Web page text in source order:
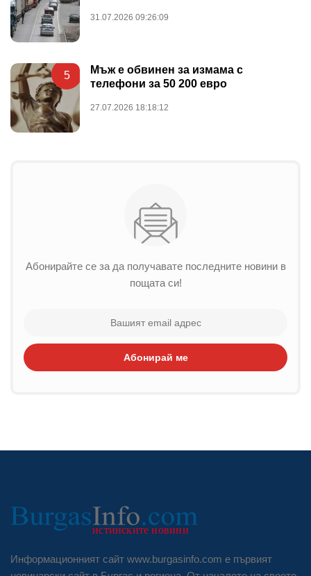
31.07.2026 09:26:09
5
Мъж е обвинен за измама с
телефони за 50 200 евро
27.07.2026 18:18:12
Абонирайте се за да получавате последните новини в
пощата си!
Абонирай ме
Информационният сайт www.burgasinfo.com е първият